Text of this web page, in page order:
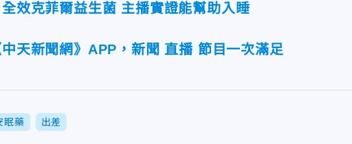
全效克菲爾益生菌 主播實證能幫助入睡
天新聞網》APP，新聞 直播 節目一次滿足
眠藥 出差